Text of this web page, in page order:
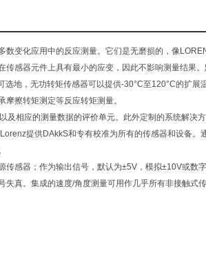
变化应用中的反应测量。它们是无磨损的，像
感器元件上具有最小的应变，因此不影响测量结果
地，无功转矩传感器可以提供-30°C至120°C的扩展
擦转矩测定等反应转矩测量。
相应的测量数据的评价单元。此外定制的系统解决
提供DAkkS和专有校准为所有的传感器和设备。
传感器；作为输出信号，默认为±5V，模拟±10V或数
真。集成的速度/角度测量可用作几乎所有非接触式传